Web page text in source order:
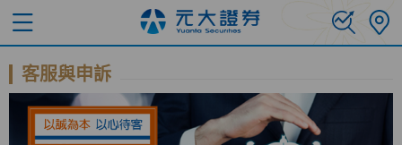
客服與申訴